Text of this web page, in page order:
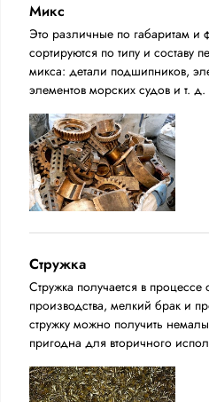
Микс
Это различные по габаритам и
сортируются по типу и
микса: детали подшипников,
элементов морских судов и т. д.
Стружка
Стружка получается в
производства, мелкий брак и
стружку можно получить
пригодна для вторичного